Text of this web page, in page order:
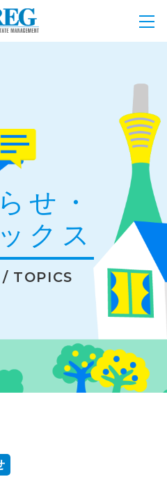
せ・
クス
TOPICS